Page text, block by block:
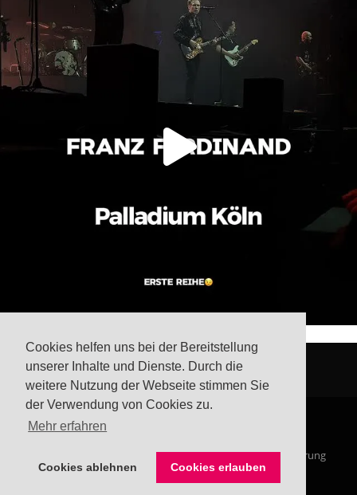
Cookies helfen uns bei der Bereitstellung
unserer Inhalte und Dienste. Durch die
weitere Nutzung der Webseite stimmen Sie
der Verwendung von Cookies zu.
Mehr erfahren
Cookies ablehnen Cookies erlauben
Impressum Datenschutzerklärung